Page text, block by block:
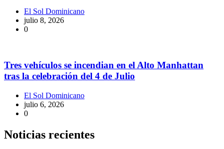
El Sol Dominicano
julio 8, 2026
0
Tres vehículos se incendian en el Alto Manhattan
tras la celebración del 4 de Julio
El Sol Dominicano
julio 6, 2026
0
Noticias recientes